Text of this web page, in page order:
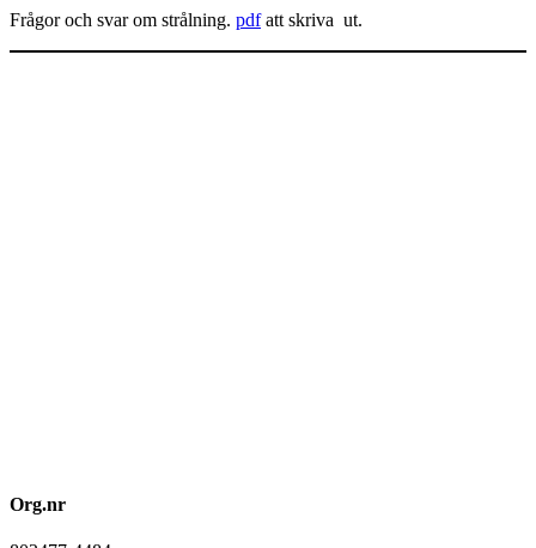
Frågor och svar om strålning. pdfatt skriva ut.
Org.nr